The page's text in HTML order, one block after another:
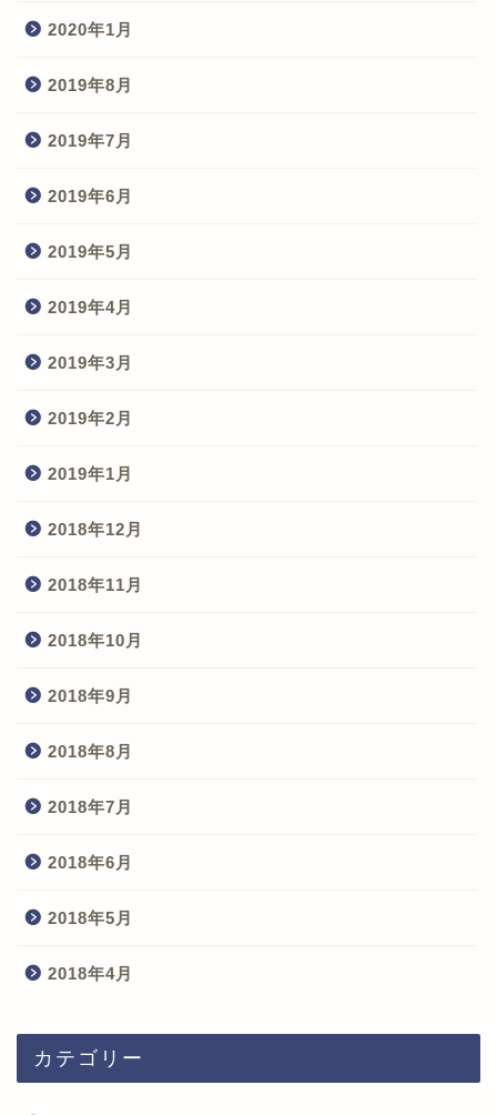
2020年1月
2019年8月
2019年7月
2019年6月
2019年5月
2019年4月
2019年3月
2019年2月
2019年1月
2018年12月
2018年11月
2018年10月
2018年9月
2018年8月
2018年7月
2018年6月
2018年5月
2018年4月
カテゴリー